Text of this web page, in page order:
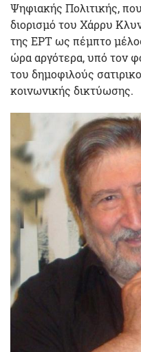
Ψηφιακής Πολιτικής,
διορισμό του Χάρρυ
της ΕΡΤ ως πέμπτο
ώρα αργότερα, υπό τον
του δημοφιλούς
κοινωνικής δικτύωσης.